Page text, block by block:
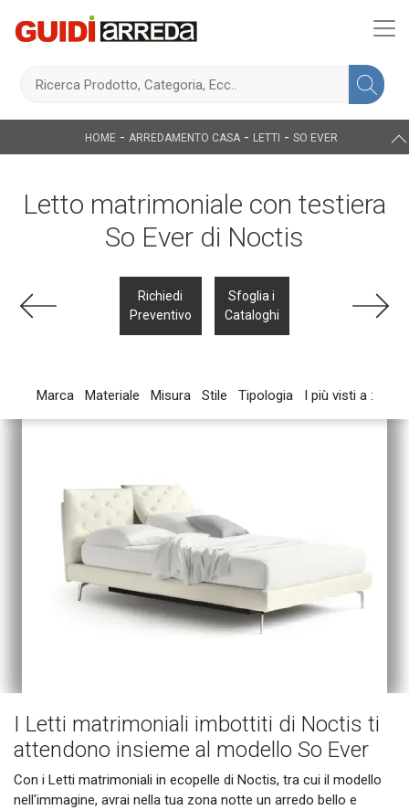
HOME - ARREDAMENTO CASA - LETTI - SO EVER
Letto matrimoniale con testiera
So Ever di Noctis
Richiedi
Preventivo
Sfoglia i
Cataloghi
Marca Materiale Misura Stile Tipologia I più visti a :
I Letti matrimoniali imbottiti di Noctis ti
attendono insieme al modello So Ever
Con i Letti matrimoniali in ecopelle di Noctis, tra cui il modello
nell'immagine, avrai nella tua zona notte un arredo bello e